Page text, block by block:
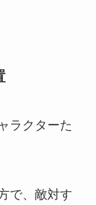
ラクターた
で、敵対す